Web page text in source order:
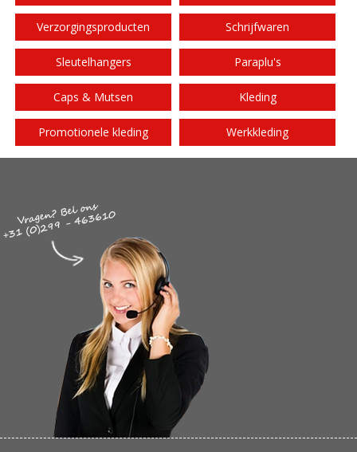
Verzorgingsproducten Schrijfwaren
Sleutelhangers Paraplu's
Caps & Mutsen Kleding
Promotionele kleding Werkkleding